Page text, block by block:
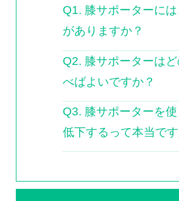
Q1. 膝サポーターに
がありますか？
Q2. 膝サポーターは
べばよいですか？
Q3. 膝サポーターを
低下するって本当です